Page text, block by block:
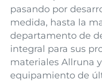
pasando por
medida, hasta la
departamento de
integral para sus
materiales Allruna
equipamiento de